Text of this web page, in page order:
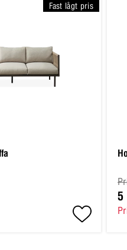
Fast lågt pris
5